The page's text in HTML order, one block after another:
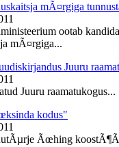
mÃ¤rgiga
ootab
mÃ¤rgiga...
Juuru
Juuru raamatukogus...
kodus"
Ãœhing